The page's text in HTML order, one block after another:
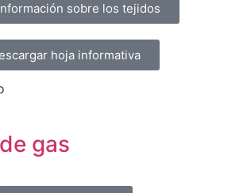
sobre los tejidos
hoja informativa
gas